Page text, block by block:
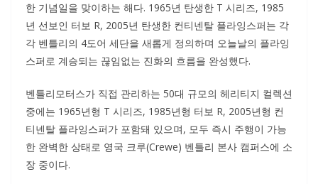
한 기념일을 맞이하는 해다. 1965년 탄생한 T 시리즈, 1985
년 선보인 터보 R, 2005년 탄생한 컨티넨탈 플라잉스퍼는 각
각 벤틀리의 4도어 세단을 새롭게 정의하며 오늘날의 플라잉
스퍼로 계승되는 끊임없는 진화의 흐름을 완성했다.
벤틀리모터스가 직접 관리하는 50대 규모의 헤리티지 컬렉션
중에는 1965년형 T 시리즈, 1985년형 터보 R, 2005년형 컨
티넨탈 플라잉스퍼가 포함돼 있으며, 모두 즉시 주행이 가능
한 완벽한 상태로 영국 크루(Crewe) 벤틀리 본사 캠퍼스에 소
장 중이다.